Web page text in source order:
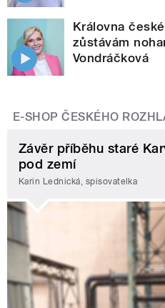
Královna
zůstávám
Vondráčková
E-SHOP ČESKÉHO
Závěr příběhu staré
pod zemí
Karin Lednická, spisovatelka